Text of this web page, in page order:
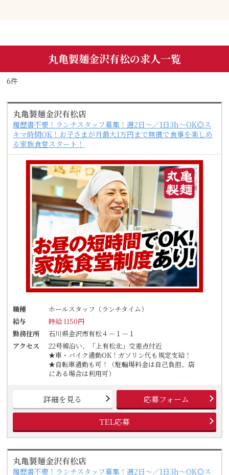
丸亀製麺金沢有松の求人一覧
6件
丸亀製麺金沢有松店
履歴書不要！ランチスタッフ募集！週2日～／1日3h～OK◎ス
キマ時間OK！お子さまが月最大1万円まで無償で食事を楽しめ
る家族食堂スタート！
職種
ホールスタッフ（ランチタイム）
給与
時給 1150円
勤務住所
石川県金沢市有松４－１－１
アクセス
22号線沿い、「上有松北」交差点付近
★車・バイク通勤OK！ガソリン代も規定支給！
★自転車通勤も可！（駐輪場料金は自己負担、店
にある場合は利用可）
詳細を見る 応募フォーム
TEL応募
丸亀製麺金沢有松店
履歴書不要！ランチスタッフ募集！週2日～／1日3h～OK◎ス